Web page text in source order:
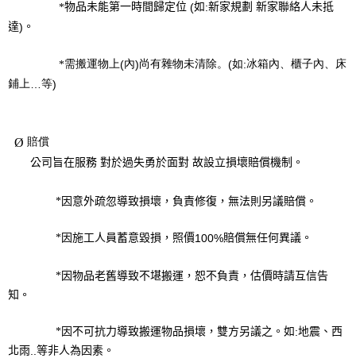
*物品未能第一時間歸定位 (如 :新家規劃 新家聯絡人未抵
達) 。
*需搬運物上(內)尚有雜物未清除。 (如:冰箱內、櫃子內、床
鋪上… 等)
Ø 賠償
公司旨在服務 對於過失勇於面對 故設立損壞賠償機制。
*因意外疏忽導致損壞，負責修復，無法則另議賠償。
*因施工人員蓄意毀損，照價100%賠償無任何異議。
*因物品老舊導致不堪搬運，恕不負責，估價時請互信告
知。
*因不可抗力導致搬運物品損壞，雙方另議之。如:地震、西
北雨..等非人為因素。